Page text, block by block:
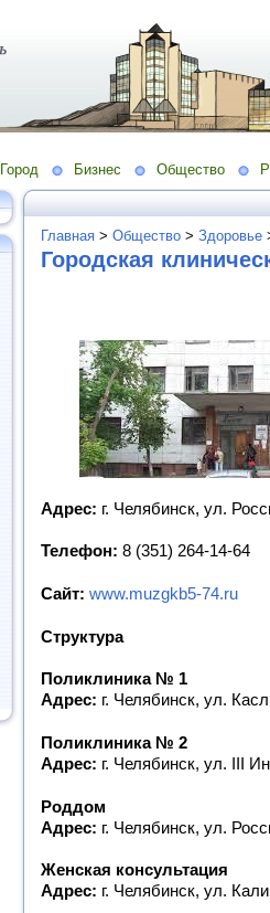
Город Бизнес Общество
Главная > Общество > Здоровье
Городская
Адрес: г. Челябинск, ул.
Телефон: 8 (351) 264-14-64
Сайт: www.muzgkb5-74.ru
Структура
Поликлиника № 1
Адрес: г. Челябинск, ул.
Поликлиника № 2
Адрес: г. Челябинск, ул. III
Роддом
Адрес: г. Челябинск, ул.
Женская консультация
Адрес: г. Челябинск, ул.